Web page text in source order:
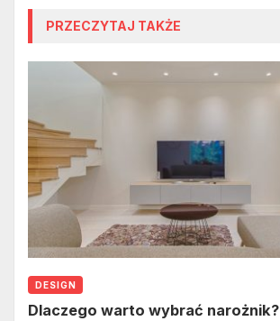
PRZECZYTAJ TAKŻE
DESIGN
Dlaczego warto wybrać narożnik?